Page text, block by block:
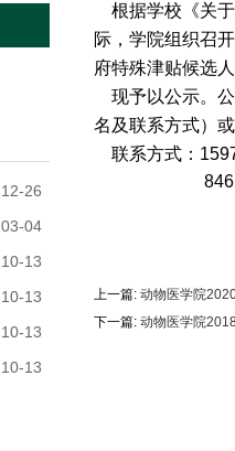
12-26
03-04
10-13
10-13
10-13
10-13
根据学校《关
际，学院组织召
府特殊津贴候选
现予以公示。
名及联系方式）
联系方式：
上一篇: 动物医学院
下一篇: 动物医学院